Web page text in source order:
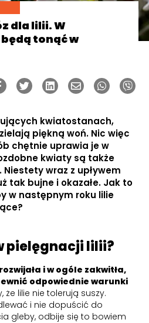
dla lilii. W
tonąć w
kwiatostanach,
piękną woń. Nic więc
chętnie uprawia je w
kwiaty są także
wraz z upływem
tak bujne i okazałe. Jak to
w następnym roku lilie
pielęgnacji lilii?
i w ogóle zakwitła,
odpowiednie warunki
że lilie nie tolerują suszy.
i nie dopuścić do
gleby, odbije się to bowiem